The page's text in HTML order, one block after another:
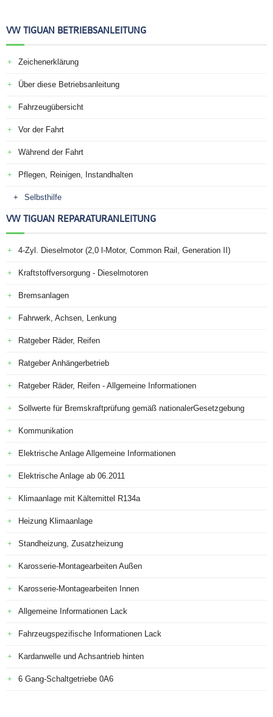
VW TIGUAN BETRIEBSANLEITUNG
Zeichenerklärung
Über diese Betriebsanleitung
Fahrzeugübersicht
Vor der Fahrt
Während der Fahrt
Pflegen, Reinigen, Instandhalten
Selbsthilfe
VW TIGUAN REPARATURANLEITUNG
4-Zyl. Dieselmotor (2,0 l-Motor, Common Rail, Generation II)
Kraftstoffversorgung - Dieselmotoren
Bremsanlagen
Fahrwerk, Achsen, Lenkung
Ratgeber Räder, Reifen
Ratgeber Anhängerbetrieb
Ratgeber Räder, Reifen - Allgemeine Informationen
Sollwerte für Bremskraftprüfung gemäß nationalerGesetzgebung
Kommunikation
Elektrische Anlage Allgemeine Informationen
Elektrische Anlage ab 06.2011
Klimaanlage mit Kältemittel R134a
Heizung Klimaanlage
Standheizung, Zusatzheizung
Karosserie-Montagearbeiten Außen
Karosserie-Montagearbeiten Innen
Allgemeine Informationen Lack
Fahrzeugspezifische Informationen Lack
Kardanwelle und Achsantrieb hinten
6 Gang-Schaltgetriebe 0A6